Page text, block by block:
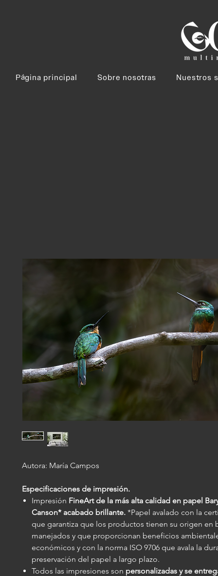
Página principal Sobre nosotras Nuestros
Autora: María Campos
Especificaciones de impresión.
Impresión FineArt de la más alta calidad en papel
Canson* acabado brillante. *Papel avalado con la
que garantiza que los productos tienen su origen en
manejados y que proporcionan beneficios
económicos y con la norma ISO 9706 que avala la
preservación del papel a largo plazo.
Todos las impresiones son personalizadas y se